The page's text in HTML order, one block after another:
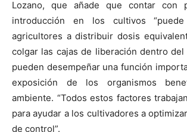
Lozano, que añade que contar con
introducción en los cultivos
agricultores a distribuir dosis
colgar las cajas de liberación dentro
pueden desempeñar una función
exposición de los organismos
ambiente. “Todos estos factores
para ayudar a los cultivadores a
de control”.